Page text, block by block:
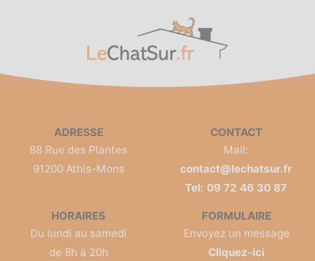
ADRESSE
88 Rue des Plantes
91200 Athis-Mons
CONTACT
Mail:
contact@lechatsur.fr
Tel: 09 72 46 30 87
HORAIRES
Du lundi au samedi
de 8h à 20h
FORMULAIRE
Envoyez un message
Cliquez-ici